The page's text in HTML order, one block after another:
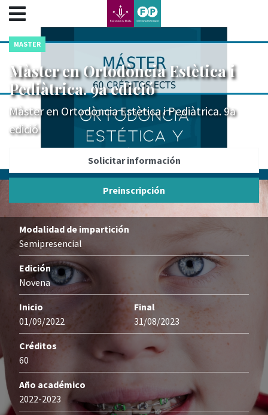
???label.access.jump.content???
???label.access.jump.header???
???label.access.jump.footer???
???label.access.jump.menu???
MASTER
Màster en Ortodòncia Estètica i
Pediàtrica. 9a edició
Màster en Ortodòncia Estètica i Pediàtrica. 9a
edició
Solicitar información
Preinscripción
Modalidad de impartición
Semipresencial
Edición
Novena
Inicio
01/09/2022
Final
31/08/2023
Créditos
60
Año académico
2022-2023